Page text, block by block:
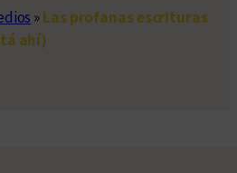
»Las profanas escrituras
ahí)